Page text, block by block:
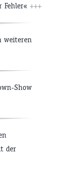
+++
weiteren
Show
der